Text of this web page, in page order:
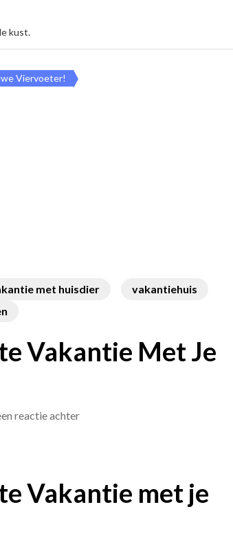
kust.
Viervoeter!
met huisdier
vakantiehuis
Vakantie Met Je
reactie achterop
Last
Vakantie met je